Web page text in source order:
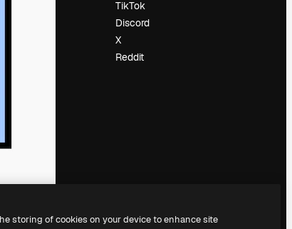
TikTok
Discord
X
Reddit
storing of cookies on your device to enhance site